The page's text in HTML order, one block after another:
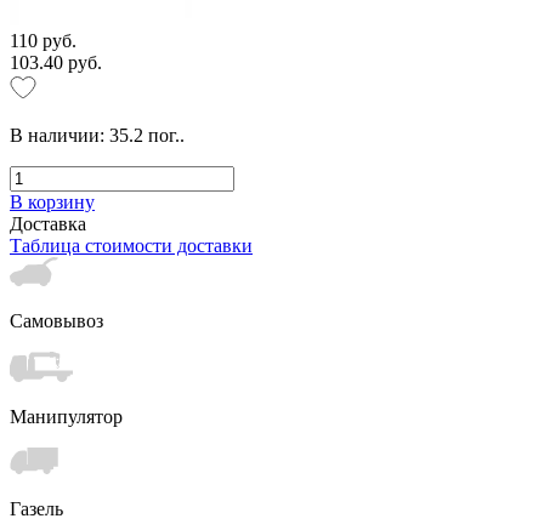
110 руб.
103.40 руб.
В наличии: 35.2 пог..
В корзину
Доставка
Таблица стоимости доставки
Самовывоз
Манипулятор
Газель